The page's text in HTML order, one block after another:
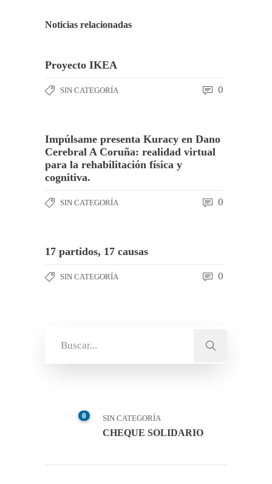
Noticias relacionadas
Proyecto IKEA
SIN CATEGORÍA 0
Impúlsame presenta Kuracy en Dano
Cerebral A Coruña: realidad virtual
para la rehabilitación física y
cognitiva.
SIN CATEGORÍA 0
17 partidos, 17 causas
SIN CATEGORÍA 0
0 SIN CATEGORÍA
CHEQUE SOLIDARIO